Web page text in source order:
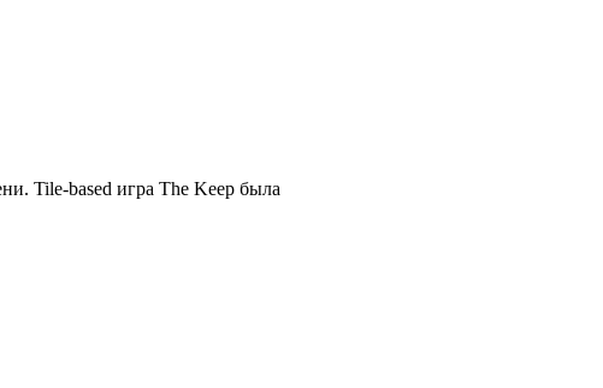
Tile-based игра The Keep была